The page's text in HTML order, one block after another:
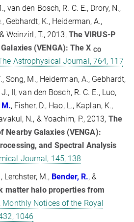
van den Bosch, R. C. E., Drory, N.,
Gebhardt, K., Heiderman, A.,
Weinzirl, T., 2013, The VIRUS-P
(VENGA): The X CO
Astrophysical Journal, 764, 117
Song, M., Heiderman, A., Gebhardt,
II, van den Bosch, R. C. E., Luo,
, Fisher, D., Hao, L., Kaplan, K.,
N., & Yoachim, P., 2013, The
Nearby Galaxies (VENGA):
and Spectral Analysis
Journal, 145, 138
, Lerchster, M., Bender, R., &
matter halo properties from
, Monthly Notices of the Royal
1046